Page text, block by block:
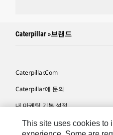
Caterpillar »브랜드
Caterpillar.com
Caterpillar에 문의
내 마케팅 기본 설정
사이트 맵
This site uses cookies to